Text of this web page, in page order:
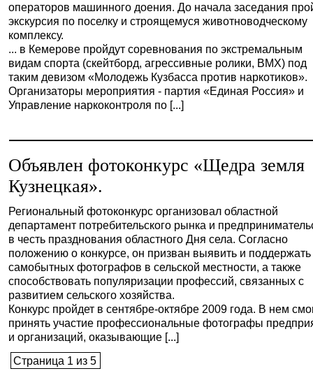
операторов машинного доения. До начала заседания
экскурсия по поселку и строящемуся животноводческому
комплексу.
... в Кемерове пройдут соревнования по экстремальным
видам спорта (скейтборд, агрессивные ролики, ВМХ) под
таким девизом «Молодежь Кузбасса против наркотиков».
Организаторы мероприятия - партия «Единая Россия» и
Управление наркоконтроля по [...]
Объявлен фотоконкурс «Щедра земля
Кузнецкая».
Региональный фотоконкурс организовал областной
департамент потребительского рынка и
в честь празднования областного Дня села. Согласно
положению о конкурсе, он призван выявить и поддержать
самобытных фотографов в сельской местности, а также
способствовать популяризации профессий, связанных с
развитием сельского хозяйства.
Конкурс пройдет в сентябре-октябре 2009 года. В нем
принять участие профессиональные фотографы
и организаций, оказывающие [...]
Страница 1 из 5